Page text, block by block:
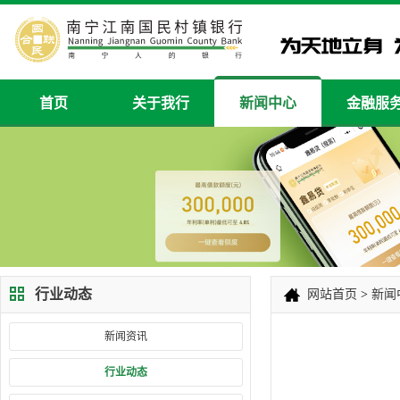
首页 关于我行 新闻中心 金融服
行业动态
新闻资讯
行业动态
网站首页 > 新闻